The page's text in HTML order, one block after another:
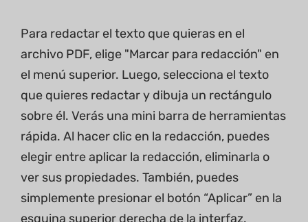
Para redactar el texto que quieras en el
archivo PDF, elige "Marcar para redacción" en
el menú superior. Luego, selecciona el texto
que quieres redactar y dibuja un rectángulo
sobre él. Verás una mini barra de herramientas
rápida. Al hacer clic en la redacción, puedes
elegir entre aplicar la redacción, eliminarla o
ver sus propiedades. También, puedes
simplemente presionar el botón “Aplicar” en la
esquina superior derecha de la interfaz.